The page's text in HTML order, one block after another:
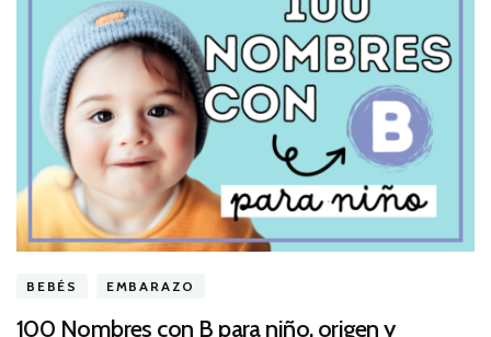
BEBÉS EMBARAZO
100 Nombres con B para niño, origen y